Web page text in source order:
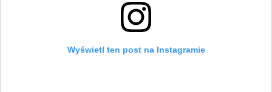
Wyświetl ten post na Instagramie